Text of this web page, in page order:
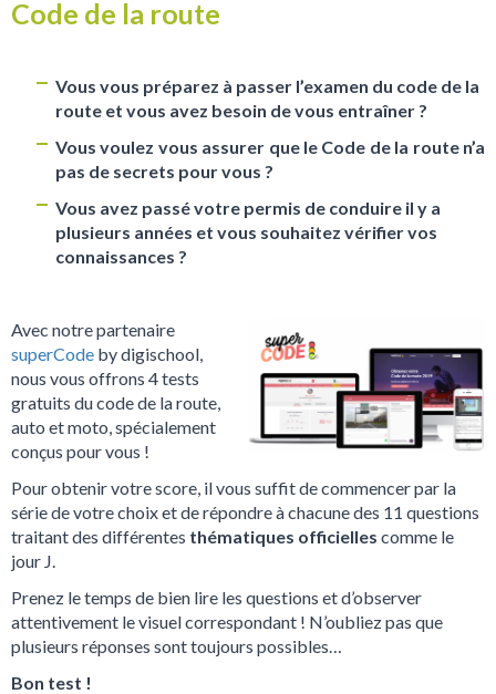
Code de la route
Vous vous préparez à passer l’examen du code de la
route et vous avez besoin de vous entraîner ?
Vous voulez vous assurer que le Code de la route n’a
pas de secrets pour vous ?
Vous avez passé votre permis de conduire il y a
plusieurs années et vous souhaitez vérifier vos
connaissances ?
Avec notre partenaire
superCode by digischool,
nous vous offrons 4 tests
gratuits du code de la route,
auto et moto, spécialement
conçus pour vous !
Pour obtenir votre score, il vous suffit de commencer par la
série de votre choix et de répondre à chacune des 11 questions
traitant des différentes thématiques officielles comme le
jour J.
Prenez le temps de bien lire les questions et d’observer
attentivement le visuel correspondant ! N’oubliez pas que
plusieurs réponses sont toujours possibles…
Bon test !